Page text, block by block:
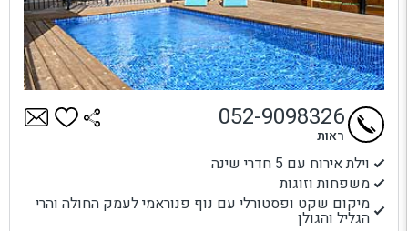
וילת אירוח עם 5 חדרי שינה
משפחות וזוגות
מיקום שקט ופסטורלי עם נוף פנוראמי לעמק החולה והרי
הגליל והגולן
052-9098326
ראות